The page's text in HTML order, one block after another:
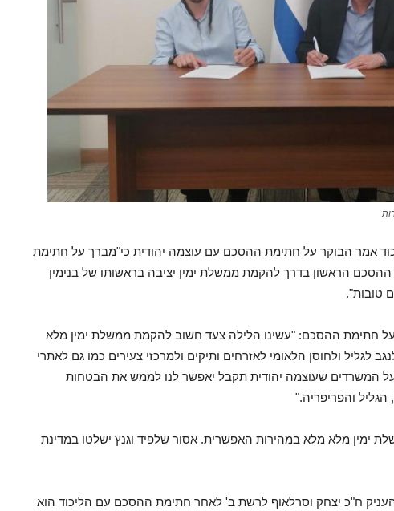
אמר הבוקר על חתימת ההסכם עם עוצמה יהודית כי"מברך על חתימת
הראשון בדרך להקמת ממשלת ימין יציבה בראשותו של בנימין
טובות".
על חתימת ההסכם: "עשינו הלילה צעד חשוב להקמת ממשלת ימין מלא
לגליל ולחוסן הלאומי לאזרחים ותיקים ולמרכזי צעירים כמו גם לאתרי
המשרדים שעוצמה יהודית תקבל יאפשר לנו לממש את הבטחות
הגליל והפריפריה."
ימין מלא מלא במהירות האפשרית. אסור שלפיד וגנץ ישלטו במדינת
ח"כ יצחק וסרלאוף לרשת ב' לאחר חתימת ההסכם עם הליכוד הוא